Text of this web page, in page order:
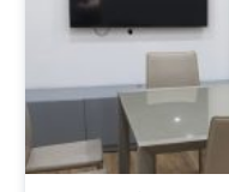
Sổ đỏ chính chủ
0832133366